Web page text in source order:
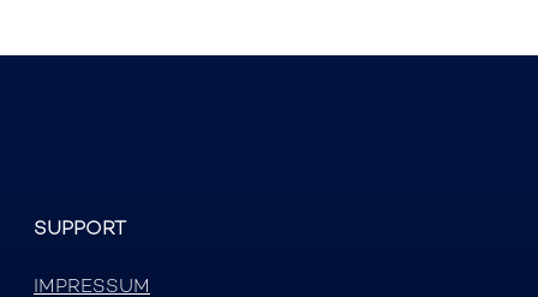
SUPPORT
IMPRESSUM